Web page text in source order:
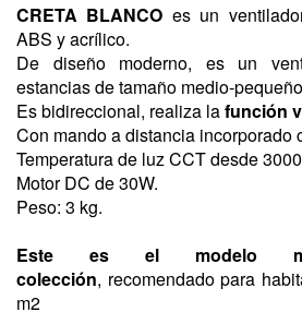
CRETA BLANCO es un
ABS y acrílico.
De diseño moderno, es un
estancias de tamaño medio-
Es bidireccional, realiza lafunción
Con mando a distancia incorporado
Temperatura de luz CCT desde
MotorDC de 30W.
Peso: 3 kg.
Este es el modelo
colección, recomendado para
m2